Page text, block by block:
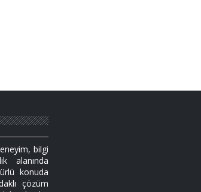
bilgi
alanında
konuda
çözüm